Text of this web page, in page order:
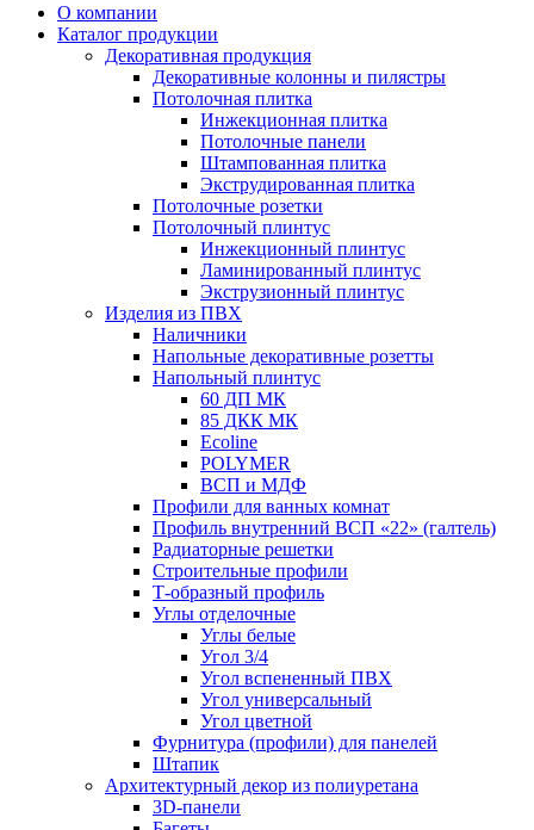
О компании
Каталог продукции
Декоративная продукция
Декоративные колонны и пилястры
Потолочная плитка
Инжекционная плитка
Потолочные панели
Штампованная плитка
Экструдированная плитка
Потолочные розетки
Потолочный плинтус
Инжекционный плинтус
Ламинированный плинтус
Экструзионный плинтус
Изделия из ПВХ
Наличники
Напольные декоративные розетты
Напольный плинтус
60 ДП МК
85 ДКК МК
Ecoline
POLYMER
ВСП и МДФ
Профили для ванных комнат
Профиль внутренний ВСП «22» (галтель)
Радиаторные решетки
Строительные профили
Т-образный профиль
Углы отделочные
Углы белые
Угол 3/4
Угол вспененный ПВХ
Угол универсальный
Угол цветной
Фурнитура (профили) для панелей
Штапик
Архитектурный декор из полиуретана
3D-панели